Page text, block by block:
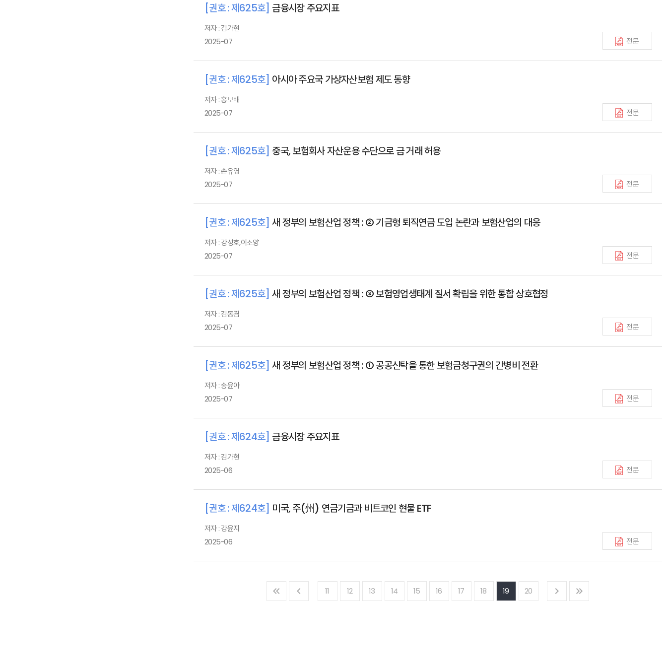
[권호 : 제625호] 금융시장 주요지표
저자 : 김가현
2025-07
전문
[권호 : 제625호] 아시아 주요국 가상자산보험 제도 동향
저자 : 홍보배
2025-07
전문
[권호 : 제625호] 중국, 보험회사 자산운용 수단으로 금 거래 허용
저자 : 손유영
2025-07
전문
[권호 : 제625호] 새 정부의 보험산업 정책 : ② 기금형 퇴직연금 도입 논란과 보험산업의 대응
저자 : 강성호,이소양
2025-07
전문
[권호 : 제625호] 새 정부의 보험산업 정책 : ③ 보험영업생태계 질서 확립을 위한 통합 상호협정
저자 : 김동겸
2025-07
전문
[권호 : 제625호] 새 정부의 보험산업 정책 : ① 공공신탁을 통한 보험금청구권의 간병비 전환
저자 : 송윤아
2025-07
전문
[권호 : 제624호] 금융시장 주요지표
저자 : 김가현
2025-06
전문
[권호 : 제624호] 미국, 주(州) 연금기금과 비트코인 현물 ETF
저자 : 강윤지
2025-06
전문
11 12 13 14 15 16 17 18 19 20